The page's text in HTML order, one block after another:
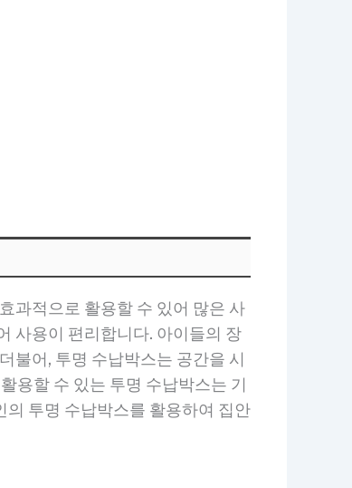
과적으로 활용할 수 있어 많은 사
사용이 편리합니다. 아이들의 장
불어, 투명 수납박스는 공간을 시
용할 수 있는 투명 수납박스는 기
투명 수납박스를 활용하여 집안